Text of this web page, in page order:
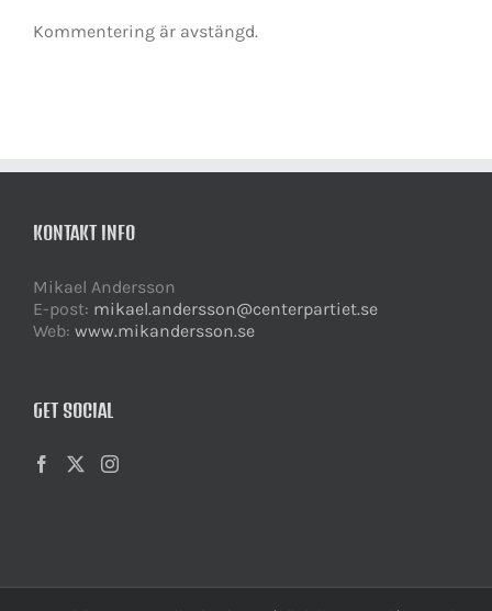
Kommentering är avstängd.
KONTAKT INFO
Mikael Andersson
E-post: mikael.andersson@centerpartiet.se
Web: www.mikandersson.se
GET SOCIAL